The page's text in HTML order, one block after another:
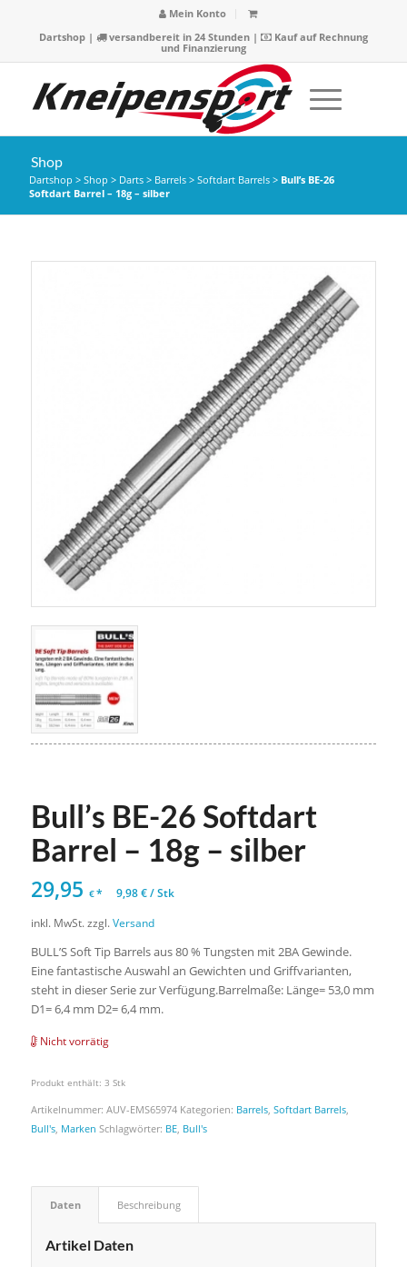
Mein Konto
Dartshop| versandbereit in 24 Stunden |
Kauf auf Rechnung
und Finanzierung
Shop
Dartshop > Shop > Darts> Barrels> Softdart Barrels> Bull’s BE-26
Softdart Barrel – 18g – silber
Bull’s BE-26 Softdart
Barrel – 18g – silber
29,95 €* 9,98€/Stk
inkl. MwSt. zzgl.Versand
BULL’S Soft Tip Barrels aus 80 % Tungsten mit 2BA Gewinde.
Eine fantastische Auswahl an Gewichten und Griffvarianten,
steht in dieser Serie zur Verfügung.Barrelmaße: Länge= 53,0 mm
D1= 6,4 mm D2= 6,4 mm.
Nicht vorrätig
Produkt enthält: 3 Stk
Artikelnummer: AUV-EMS65974 Kategorien: Barrels, Softdart Barrels,
Bull's, Marken Schlagwörter: BE, Bull's
Daten Beschreibung
Artikel Daten